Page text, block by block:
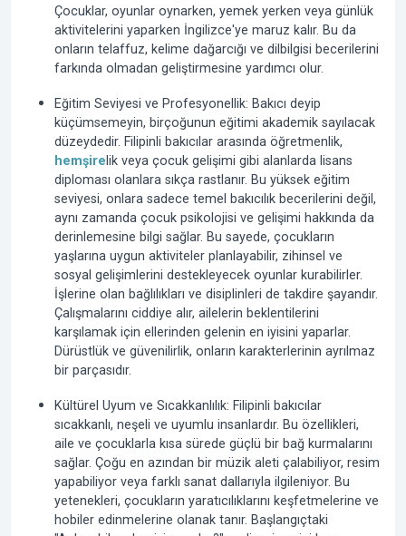
Çocuklar, oyunlar oynarken, yemek yerken veya günlük
aktivitelerini yaparken İngilizce'ye maruz kalır. Bu da
onların telaffuz, kelime dağarcığı ve dilbilgisi becerilerini
farkında olmadan geliştirmesine yardımcı olur.
Eğitim Seviyesi ve Profesyonellik: Bakıcı deyip
küçümsemeyin, birçoğunun eğitimi akademik sayılacak
düzeydedir. Filipinli bakıcılar arasında öğretmenlik,
hemşire lik veya çocuk gelişimi gibi alanlarda lisans
diploması olanlara sıkça rastlanır. Bu yüksek eğitim
seviyesi, onlara sadece temel bakıcılık becerilerini değil,
aynı zamanda çocuk psikolojisi ve gelişimi hakkında da
derinlemesine bilgi sağlar. Bu sayede, çocukların
yaşlarına uygun aktiviteler planlayabilir, zihinsel ve
sosyal gelişimlerini destekleyecek oyunlar kurabilirler.
İşlerine olan bağlılıkları ve disiplinleri de takdire şayandır.
Çalışmalarını ciddiye alır, ailelerin beklentilerini
karşılamak için ellerinden gelenin en iyisini yaparlar.
Dürüstlük ve güvenilirlik, onların karakterlerinin ayrılmaz
bir parçasıdır.
Kültürel Uyum ve Sıcakkanlılık: Filipinli bakıcılar
sıcakkanlı, neşeli ve uyumlu insanlardır. Bu özellikleri,
aile ve çocuklarla kısa sürede güçlü bir bağ kurmalarını
sağlar. Çoğu en azından bir müzik aleti çalabiliyor, resim
yapabiliyor veya farklı sanat dallarıyla ilgileniyor. Bu
yetenekleri, çocukların yaratıcılıklarını keşfetmelerine ve
hobiler edinmelerine olanak tanır. Başlangıçtaki